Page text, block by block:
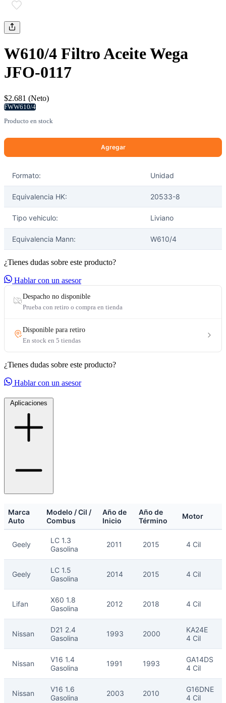
selladores
W610/4 Filtro Aceite Wega
JFO-0117
$2.681 (Neto)
FWW610/4
Producto en stock
Formato: Unidad
Equivalencia HK: 20533-8
Tipo vehiculo: Liviano
Equivalencia Mann: W610/4
¿Tienes dudas sobre este producto?
Hablar con un asesor
¿Tienes dudas sobre este producto?
Hablar con un asesor
Aplicaciones
Marca
Auto
Modelo / Cil /
Combus
Año de
Inicio
Año de
Término
Motor
Geely
LC 1.3
Gasolina
2011 2015 4 Cil
Geely
LC 1.5
Gasolina
2014 2015 4 Cil
Lifan
X60 1.8
Gasolina
2012 2018 4 Cil
Nissan
D21 2.4
Gasolina
1993 2000
KA24E
4 Cil
Nissan
V16 1.4
Gasolina
1991 1993
GA14DS
4 Cil
Nissan
V16 1.6
Gasolina
2003 2010
G16DNE
4 Cil